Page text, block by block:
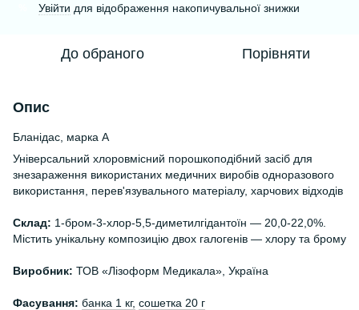
Увійти для відображення накопичувальної знижки
До обраного Порівняти
Опис
Бланідас, марка А
Універсальний хлоровмісний порошкоподібний засіб для
знезараження використаних медичних виробів одноразового
використання, перев'язувального матеріалу, харчових відходів
Склад: 1-бром-3-хлор-5,5-диметилгідантоїн — 20,0-22,0%.
Містить унікальну композицію двох галогенів — хлору та брому
Виробник: ТОВ «Лізоформ Медикала», Україна
Фасування: банка 1 кг, сошетка 20 г